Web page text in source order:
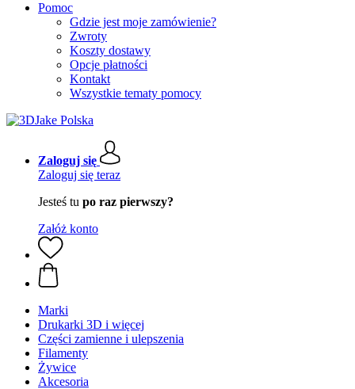
Pomoc
Gdzie jest moje zamówienie?
Zwroty
Koszty dostawy
Opcje płatności
Kontakt
Wszystkie tematy pomocy
Zaloguj się
Zaloguj się teraz
Jesteś tu po raz pierwszy?
Załóż konto
Marki
Drukarki 3D i więcej
Części zamienne i ulepszenia
Filamenty
Żywice
Akcesoria